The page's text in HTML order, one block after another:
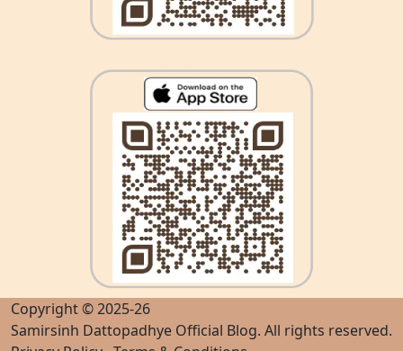
Copyright © 2025-26
Samirsinh Dattopadhye Official Blog. All rights reserved.